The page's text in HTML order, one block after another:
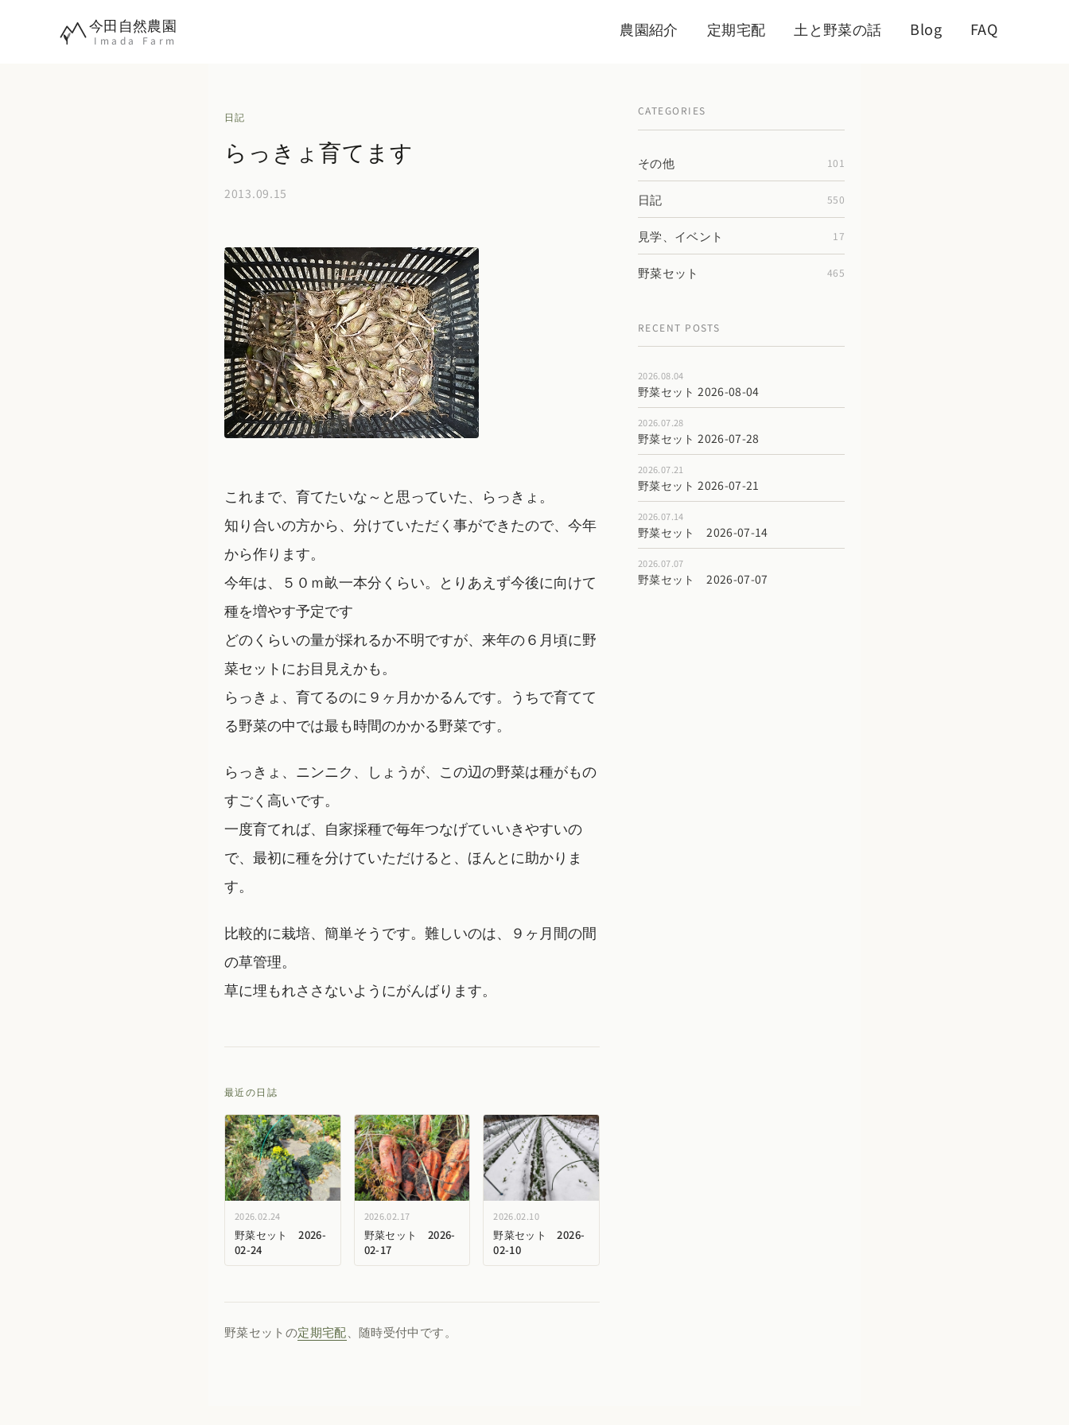
今田自然農園
Imada Farm
農園紹介 定期宅配 土と野菜の話 Blog FAQ
日記
らっきょ育てます
2013.09.15
これまで、育てたいな～と思っていた、らっきょ。
知り合いの方から、分けていただく事ができたので、今年
から作ります。
今年は、５０ｍ畝一本分くらい。とりあえず今後に向けて
種を増やす予定です
どのくらいの量が採れるか不明ですが、来年の６月頃に野
菜セットにお目見えかも。
らっきょ、育てるのに９ヶ月かかるんです。うちで育てて
る野菜の中では最も時間のかかる野菜です。
らっきょ、ニンニク、しょうが、この辺の野菜は種がもの
すごく高いです。
一度育てれば、自家採種で毎年つなげていいきやすいの
で、最初に種を分けていただけると、ほんとに助かりま
す。
比較的に栽培、簡単そうです。難しいのは、９ヶ月間の間
の草管理。
草に埋もれささないようにがんばります。
最近の日誌
2026.02.24
野菜セット 2026-
02-24
2026.02.17
野菜セット 2026-
02-17
2026.02.10
野菜セット 2026-
02-10
野菜セットの定期宅配 、随時受付中です。
CATEGORIES
その他 101
日記 550
見学、イベント 17
野菜セット 465
RECENT POSTS
2026.08.04
野菜セット 2026-08-04
2026.07.28
野菜セット 2026-07-28
2026.07.21
野菜セット 2026-07-21
2026.07.14
野菜セット 2026-07-14
2026.07.07
野菜セット 2026-07-07